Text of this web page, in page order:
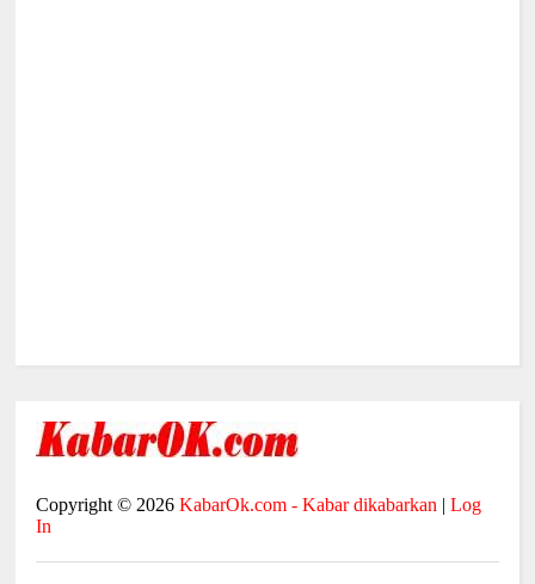
Copyright © 2026KabarOk.com - Kabar dikabarkan |Log
In